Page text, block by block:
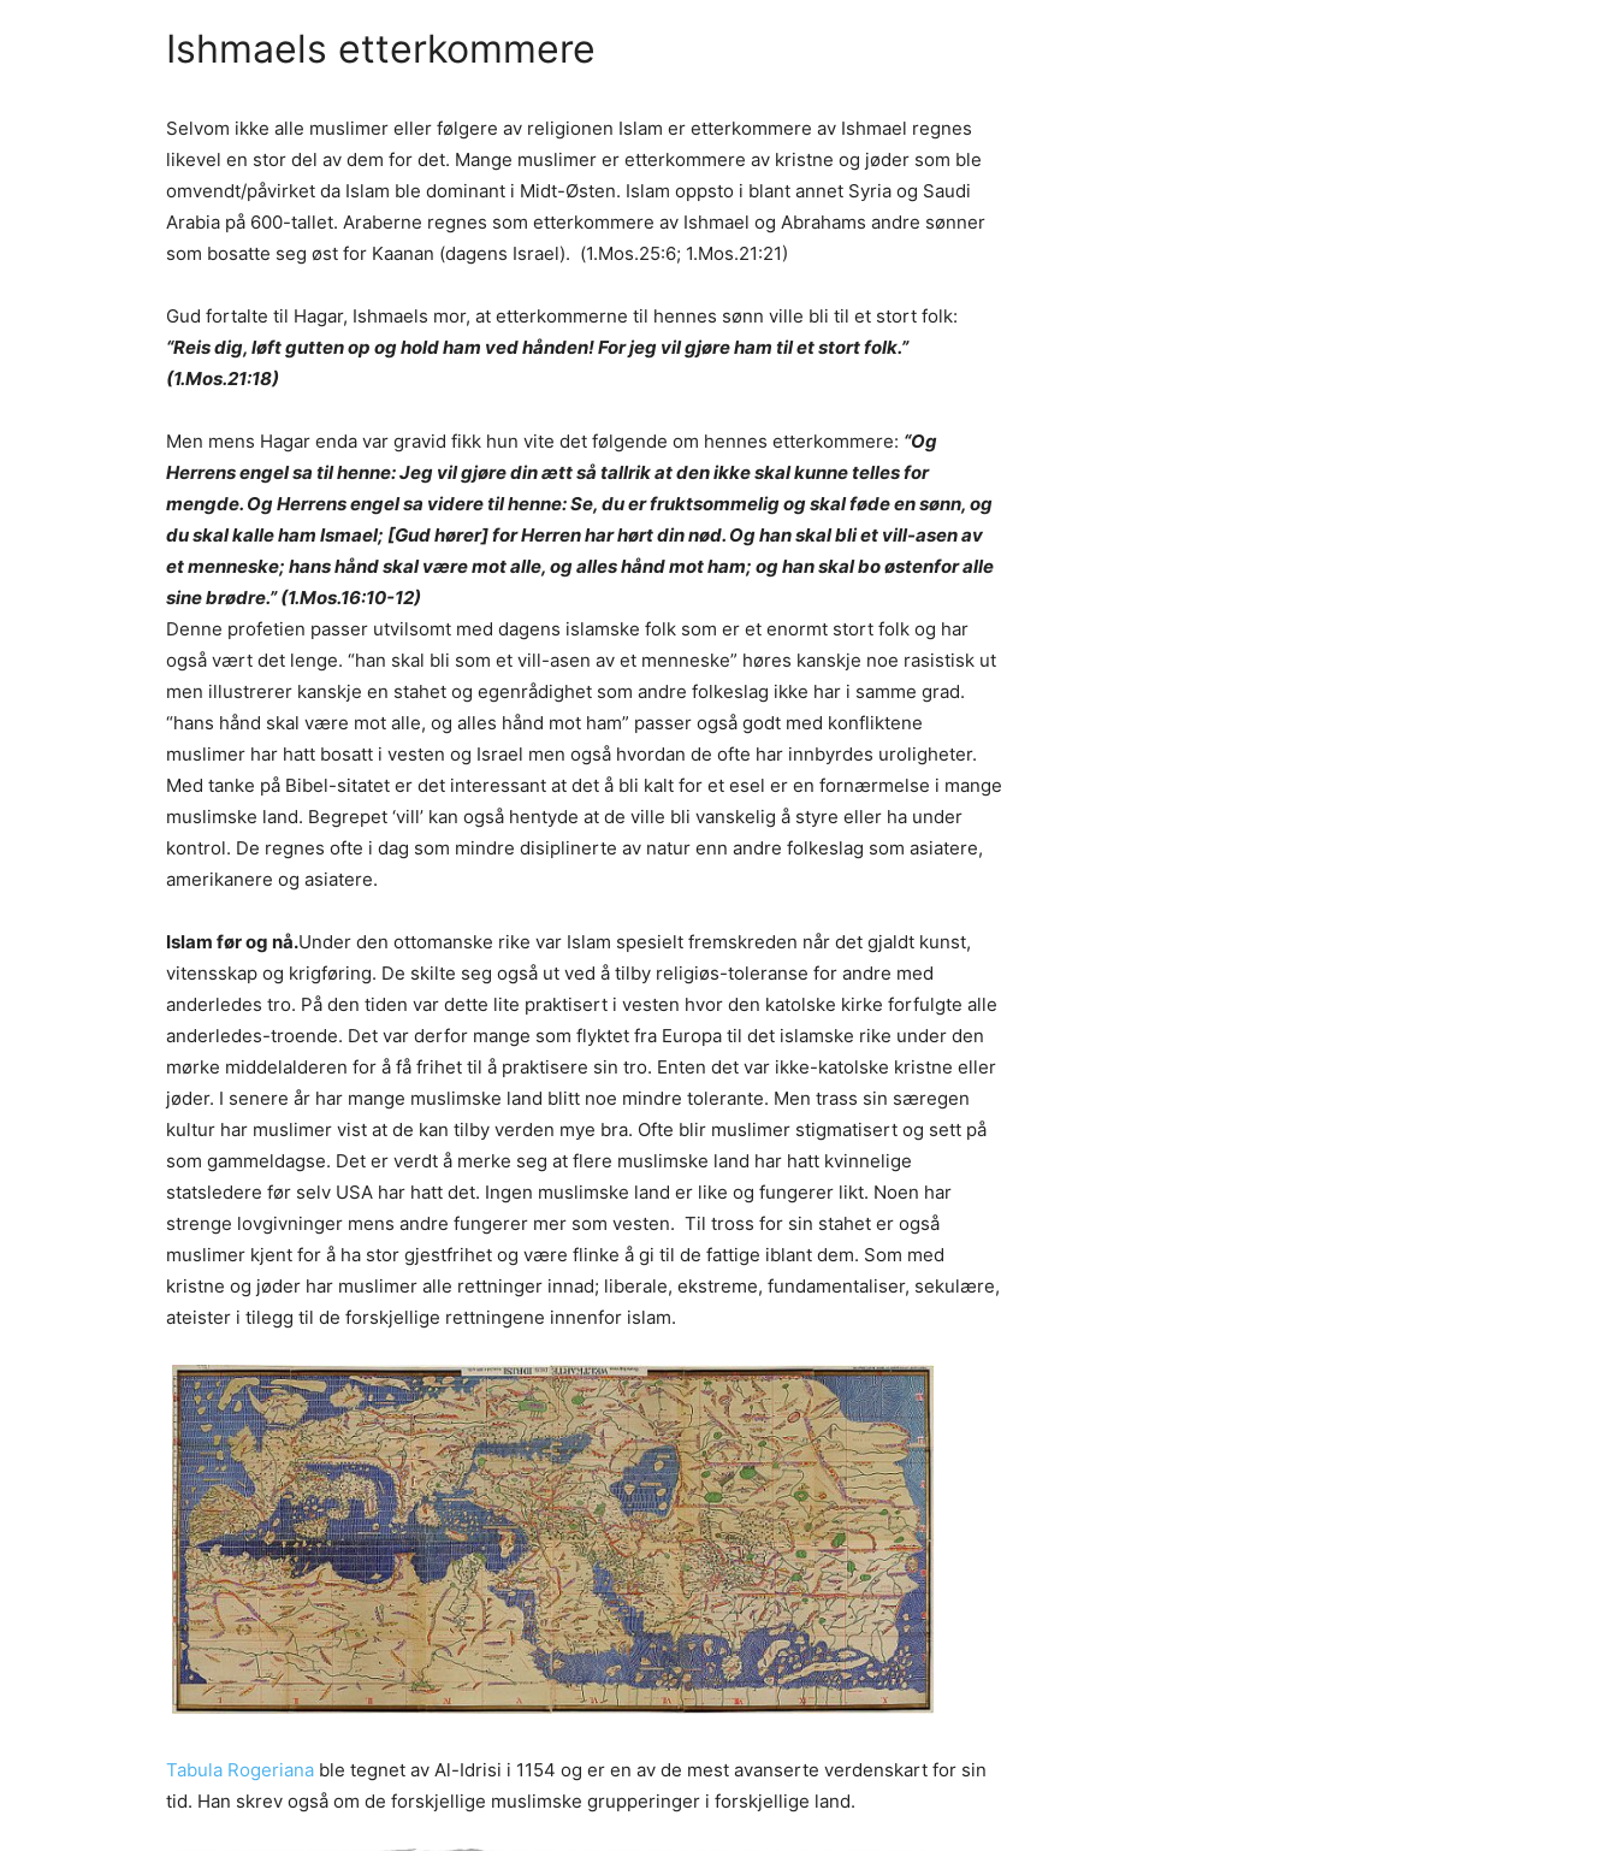
Ishmaels etterkommere
Selvom ikke alle muslimer eller følgere av religionen Islam er etterkommere av Ishmael regnes
likevel en stor del av dem for det. Mange muslimer er etterkommere av kristne og jøder som ble
omvendt/påvirket da Islam ble dominant i Midt-Østen. Islam oppsto i blant annet Syria og Saudi
Arabia på 600-tallet. Araberne regnes som etterkommere av Ishmael og Abrahams andre sønner
som bosatte seg øst for Kaanan (dagens Israel). (1.Mos.25:6; 1.Mos.21:21)
Gud fortalte til Hagar, Ishmaels mor, at etterkommerne til hennes sønn ville bli til et stort folk:
“Reis dig, løft gutten op og hold ham ved hånden! For jeg vil gjøre ham til et stort folk.”
(1.Mos.21:18)
Men mens Hagar enda var gravid fikk hun vite det følgende om hennes etterkommere: “Og
Herrens engel sa til henne: Jeg vil gjøre din ætt så tallrik at den ikke skal kunne telles for
mengde. Og Herrens engel sa videre til henne: Se, du er fruktsommelig og skal føde en sønn, og
du skal kalle ham Ismael; [Gud hører] for Herren har hørt din nød. Og han skal bli et vill-asen av
et menneske; hans hånd skal være mot alle, og alles hånd mot ham; og han skal bo østenfor alle
sine brødre.” (1.Mos.16:10-12)
Denne profetien passer utvilsomt med dagens islamske folk som er et enormt stort folk og har
også vært det lenge. “han skal bli som et vill-asen av et menneske” høres kanskje noe rasistisk ut
men illustrerer kanskje en stahet og egenrådighet som andre folkeslag ikke har i samme grad.
“hans hånd skal være mot alle, og alles hånd mot ham” passer også godt med konfliktene
muslimer har hatt bosatt i vesten og Israel men også hvordan de ofte har innbyrdes uroligheter.
Med tanke på Bibel-sitatet er det interessant at det å bli kalt for et esel er en fornærmelse i mange
muslimske land. Begrepet ‘vill’ kan også hentyde at de ville bli vanskelig å styre eller ha under
kontrol. De regnes ofte i dag som mindre disiplinerte av natur enn andre folkeslag som asiatere,
amerikanere og asiatere.
Islam før og nå.Under den ottomanske rike var Islam spesielt fremskreden når det gjaldt kunst,
vitensskap og krigføring. De skilte seg også ut ved å tilby religiøs-toleranse for andre med
anderledes tro. På den tiden var dette lite praktisert i vesten hvor den katolske kirke forfulgte alle
anderledes-troende. Det var derfor mange som flyktet fra Europa til det islamske rike under den
mørke middelalderen for å få frihet til å praktisere sin tro. Enten det var ikke-katolske kristne eller
jøder. I senere år har mange muslimske land blitt noe mindre tolerante. Men trass sin særegen
kultur har muslimer vist at de kan tilby verden mye bra. Ofte blir muslimer stigmatisert og sett på
som gammeldagse. Det er verdt å merke seg at flere muslimske land har hatt kvinnelige
statsledere før selv USA har hatt det. Ingen muslimske land er like og fungerer likt. Noen har
strenge lovgivninger mens andre fungerer mer som vesten. Til tross for sin stahet er også
muslimer kjent for å ha stor gjestfrihet og være flinke å gi til de fattige iblant dem. Som med
kristne og jøder har muslimer alle rettninger innad; liberale, ekstreme, fundamentaliser, sekulære,
ateister i tilegg til de forskjellige rettningene innenfor islam.
Tabula Rogeriana ble tegnet av Al-Idrisi i 1154 og er en av de mest avanserte verdenskart for sin
tid. Han skrev også om de forskjellige muslimske grupperinger i forskjellige land.